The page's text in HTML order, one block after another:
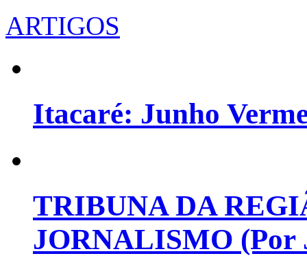
ARTIGOS
Itacaré: Junho
TRIBUNA DA
JORNALISMO (Por